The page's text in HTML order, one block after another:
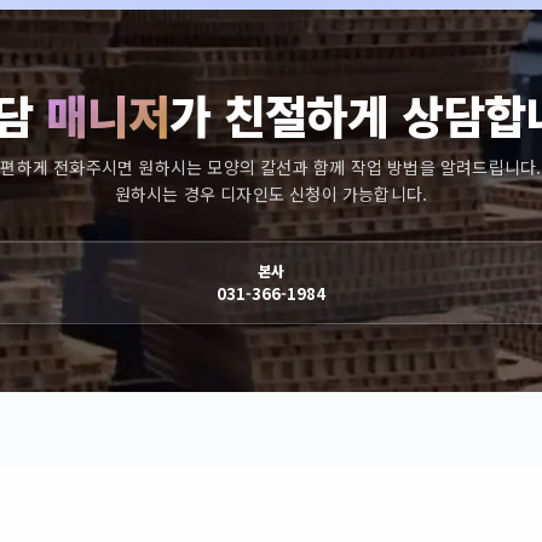
매니저가 친절하게 상담합
편하게 전화주시면 원하시는 모양의 칼선과 함께 작업 방법을 알려드립니다.
원하시는 경우 디자인도 신청이 가능합니다.
본사
031-366-1984